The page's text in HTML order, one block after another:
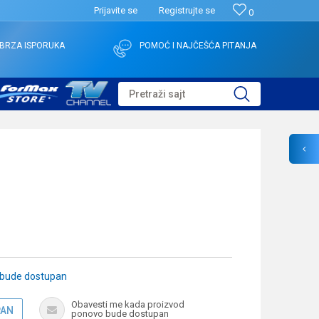
0
Prijavite se Registrujte se
BRZA ISPORUKA POMOĆ I NAJČEŠĆA PITANJA
Pretraži sajt
dostupan
Obavesti me kada proizvod
ponovo bude dostupan